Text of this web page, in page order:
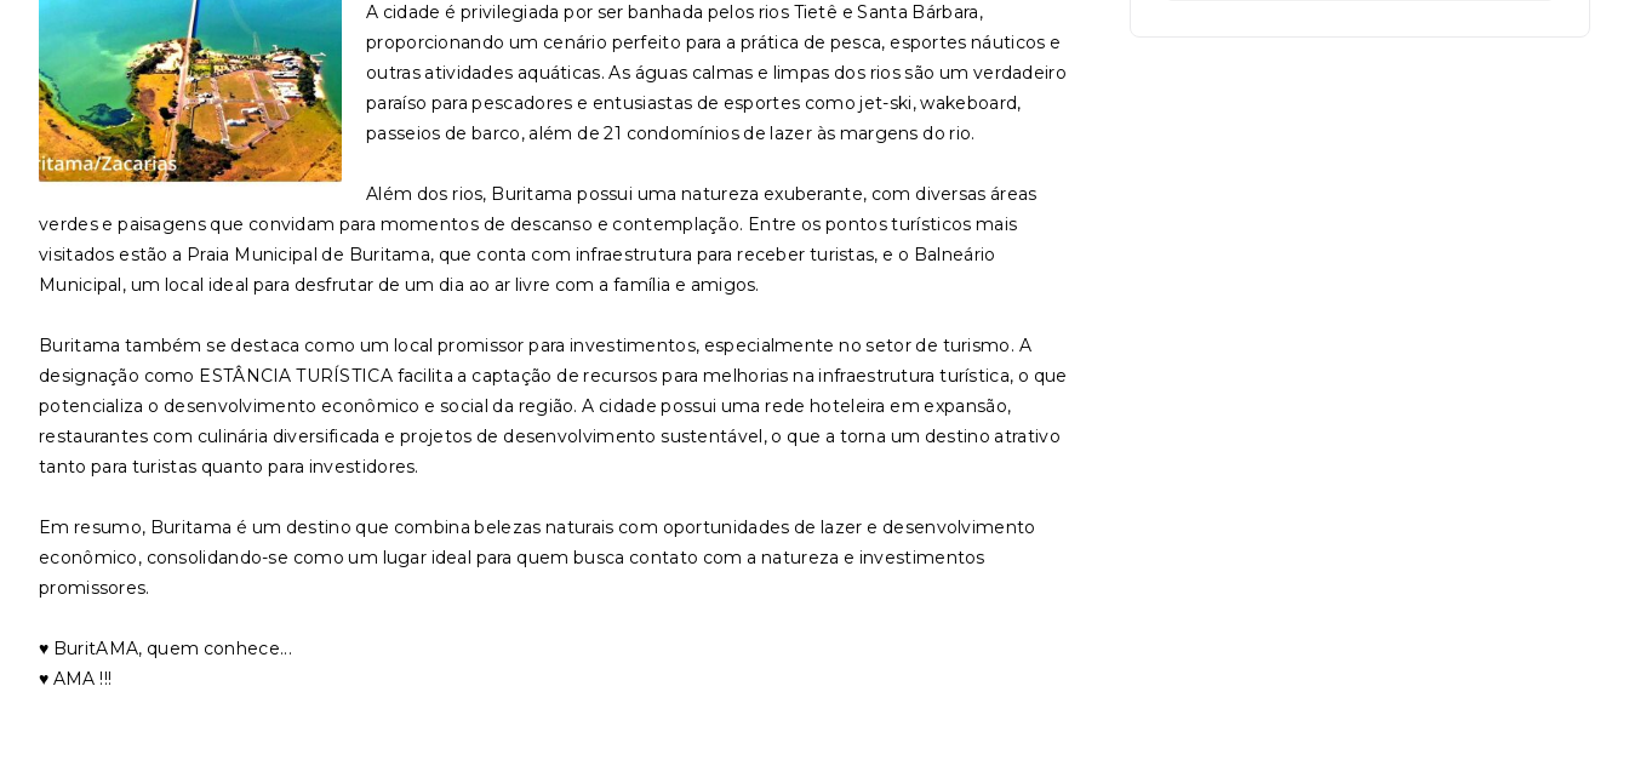
A cidade é privilegiada por ser banhada pelos rios Tietê e Santa Bárbara,
proporcionando um cenário perfeito para a prática de pesca, esportes náuticos e
outras atividades aquáticas. As águas calmas e limpas dos rios são um verdadeiro
paraíso para pescadores e entusiastas de esportes como jet-ski, wakeboard,
passeios de barco, além de 21 condomínios de lazer às margens do rio.
Além dos rios, Buritama possui uma natureza exuberante, com diversas áreas
verdes e paisagens que convidam para momentos de descanso e contemplação. Entre os pontos turísticos mais
visitados estão a Praia Municipal de Buritama, que conta com infraestrutura para receber turistas, e o Balneário
Municipal, um local ideal para desfrutar de um dia ao ar livre com a família e amigos.
Buritama também se destaca como um local promissor para investimentos, especialmente no setor de turismo. A
designação como ESTÂNCIA TURÍSTICA facilita a captação de recursos para melhorias na infraestrutura turística, o que
potencializa o desenvolvimento econômico e social da região. A cidade possui uma rede hoteleira em expansão,
restaurantes com culinária diversificada e projetos de desenvolvimento sustentável, o que a torna um destino atrativo
tanto para turistas quanto para investidores.
Em resumo, Buritama é um destino que combina belezas naturais com oportunidades de lazer e desenvolvimento
econômico, consolidando-se como um lugar ideal para quem busca contato com a natureza e investimentos
promissores.
♥️ BuritAMA, quem conhece...
♥️ AMA !!!